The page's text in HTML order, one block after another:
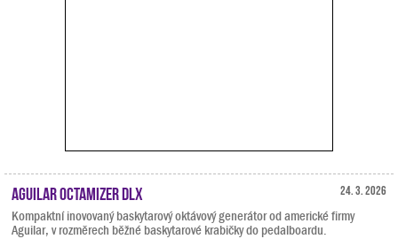
24. 3. 2026
Aguilar Octamizer DLX
Kompaktní inovovaný baskytarový oktávový generátor od americké firmy
Aguilar, v rozměrech běžné baskytarové krabičky do pedalboardu.